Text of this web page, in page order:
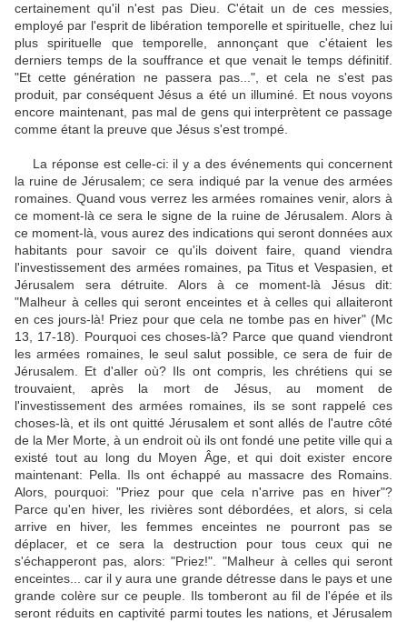
certainement qu'il n'est pas Dieu. C'était un de ces messies,
employé par l'esprit de libération temporelle et spirituelle, chez lui
plus spirituelle que temporelle, annonçant que c'étaient les
derniers temps de la souffrance et que venait le temps définitif.
"Et cette génération ne passera pas...", et cela ne s'est pas
produit, par conséquent Jésus a été un illuminé. Et nous voyons
encore maintenant, pas mal de gens qui interprètent ce passage
comme étant la preuve que Jésus s'est trompé.
La réponse est celle-ci: il y a des événements qui concernent
la ruine de Jérusalem; ce sera indiqué par la venue des armées
romaines. Quand vous verrez les armées romaines venir, alors à
ce moment-là ce sera le signe de la ruine de Jérusalem. Alors à
ce moment-là, vous aurez des indications qui seront données aux
habitants pour savoir ce qu'ils doivent faire, quand viendra
l'investissement des armées romaines, pa Titus et Vespasien, et
Jérusalem sera détruite. Alors à ce moment-là Jésus dit:
"Malheur à celles qui seront enceintes et à celles qui allaiteront
en ces jours-là! Priez pour que cela ne tombe pas en hiver" (Mc
13, 17-18). Pourquoi ces choses-là? Parce que quand viendront
les armées romaines, le seul salut possible, ce sera de fuir de
Jérusalem. Et d'aller où? Ils ont compris, les chrétiens qui se
trouvaient, après la mort de Jésus, au moment de
l'investissement des armées romaines, ils se sont rappelé ces
choses-là, et ils ont quitté Jérusalem et sont allés de l'autre côté
de la Mer Morte, à un endroit où ils ont fondé une petite ville qui a
existé tout au long du Moyen Âge, et qui doit exister encore
maintenant: Pella. Ils ont échappé au massacre des Romains.
Alors, pourquoi: "Priez pour que cela n'arrive pas en hiver"?
Parce qu'en hiver, les rivières sont débordées, et alors, si cela
arrive en hiver, les femmes enceintes ne pourront pas se
déplacer, et ce sera la destruction pour tous ceux qui ne
s'échapperont pas, alors: "Priez!". "Malheur à celles qui seront
enceintes... car il y aura une grande détresse dans le pays et une
grande colère sur ce peuple. Ils tomberont au fil de l'épée et ils
seront réduits en captivité parmi toutes les nations, et Jérusalem